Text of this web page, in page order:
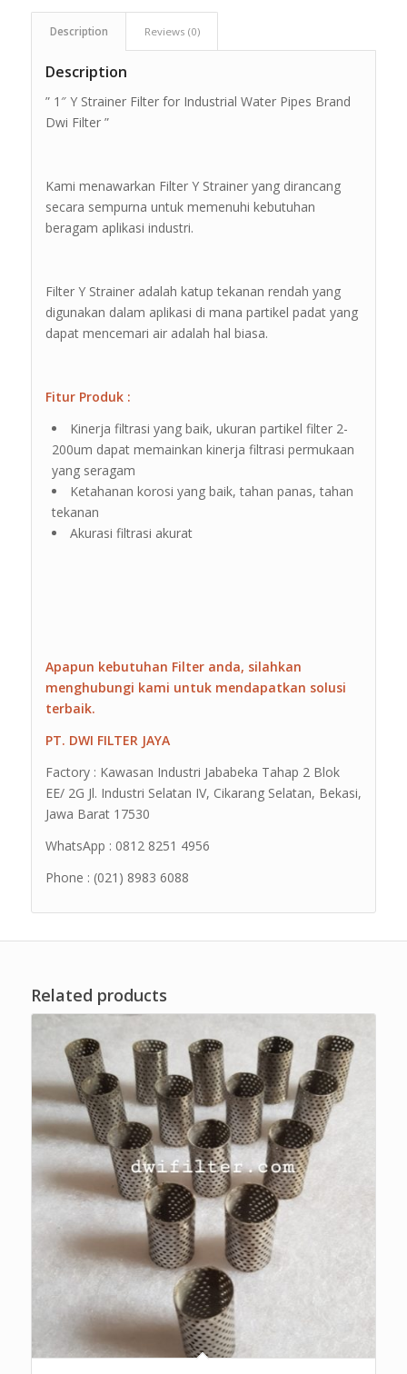
Description Reviews (0)
Description
” 1″ Y Strainer Filter for Industrial Water Pipes Brand
Dwi Filter ”
Kami menawarkan Filter Y Strainer yang dirancang
secara sempurna untuk memenuhi kebutuhan
beragam aplikasi industri.
Filter Y Strainer adalah katup tekanan rendah yang
digunakan dalam aplikasi di mana partikel padat yang
dapat mencemari air adalah hal biasa.
Fitur Produk :
Kinerja filtrasi yang baik, ukuran partikel filter 2-
200um dapat memainkan kinerja filtrasi permukaan
yang seragam
Ketahanan korosi yang baik, tahan panas, tahan
tekanan
Akurasi filtrasi akurat
Apapun kebutuhan Filter anda, silahkan
menghubungi kami untuk mendapatkan solusi
terbaik.
PT. DWI FILTER JAYA
Factory : Kawasan Industri Jababeka Tahap 2 Blok
EE/ 2G Jl. Industri Selatan IV, Cikarang Selatan, Bekasi,
Jawa Barat 17530
WhatsApp : 0812 8251 4956
Phone : (021) 8983 6088
Related products